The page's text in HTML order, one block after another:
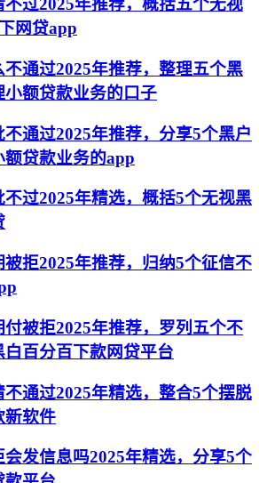
过2025年推荐，概括五个无视
网贷app
不通过2025年推荐，整理五个黑
小额贷款业务的口子
通过2025年推荐，分享5个黑户
额贷款业务的app
过2025年精选，概括5个无视黑
拒2025年推荐，归纳5个征信不
付被拒2025年推荐，罗列五个不
百分百下款网贷平台
通过2025年精选，整合5个摆脱
新软件
发信息吗2025年精选，分享5个